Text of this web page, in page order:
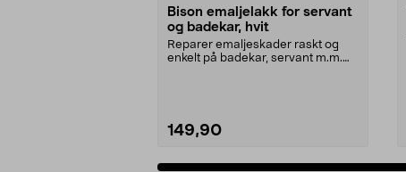
Bison emaljelakk for servant
og badekar, hvit
Reparer emaljeskader raskt og
enkelt på badekar, servant m.m.
149,90